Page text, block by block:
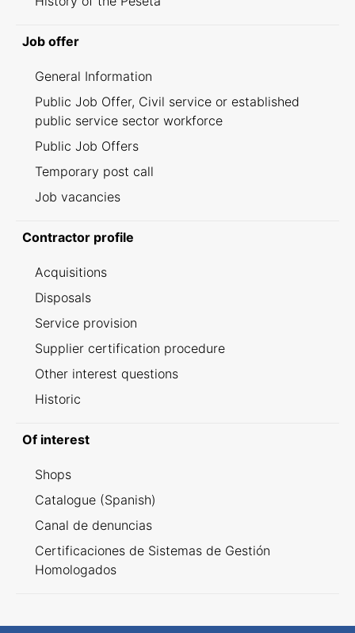
Job offer
General Information
Public Job Offer, Civil service or established
public service sector workforce
Public Job Offers
Temporary post call
Job vacancies
Contractor profile
Acquisitions
Disposals
Service provision
Supplier certification procedure
Other interest questions
Historic
Of interest
Shops
Catalogue (Spanish)
Canal de denuncias
Certificaciones de Sistemas de Gestión
Homologados